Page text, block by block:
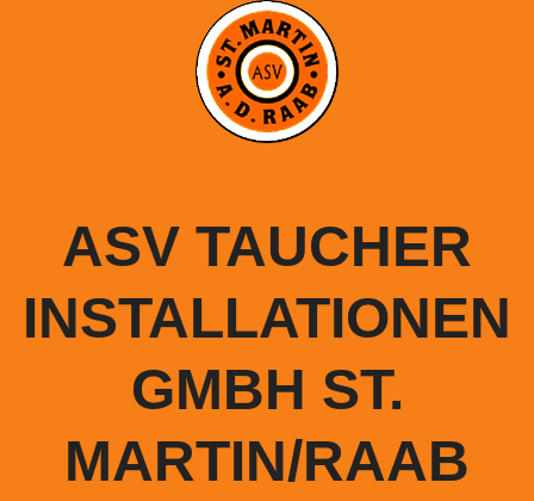
ASV TAUCHER
INSTALLATIONEN
GMBH ST.
MARTIN/RAAB